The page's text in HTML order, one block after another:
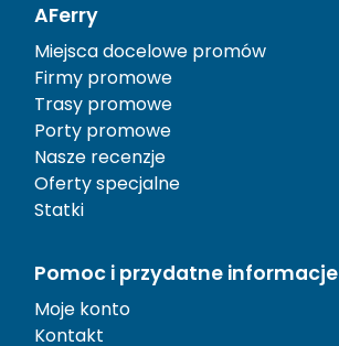
AFerry
Miejsca docelowe promów
Firmy promowe
Trasy promowe
Porty promowe
Nasze recenzje
Oferty specjalne
Statki
Pomoc i przydatne informacje
Moje konto
Kontakt